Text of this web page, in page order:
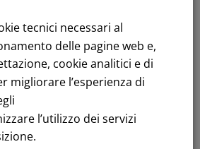
report
the stock Exchange
Cadorna, 14
tecnici necessari al
delle pagine web e,
cookie analitici e di
migliorare l’esperienza di
l’utilizzo dei servizi